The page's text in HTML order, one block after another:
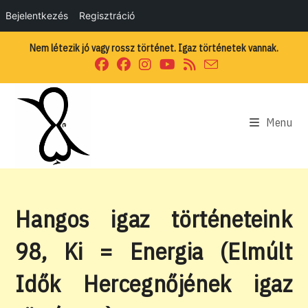
Bejelentkezés Regisztráció
Nem létezik jó vagy rossz történet. Igaz történetek vannak.
Menu
Hangos igaz történeteink
98, Ki = Energia (Elmúlt
Idők Hercegnőjének igaz